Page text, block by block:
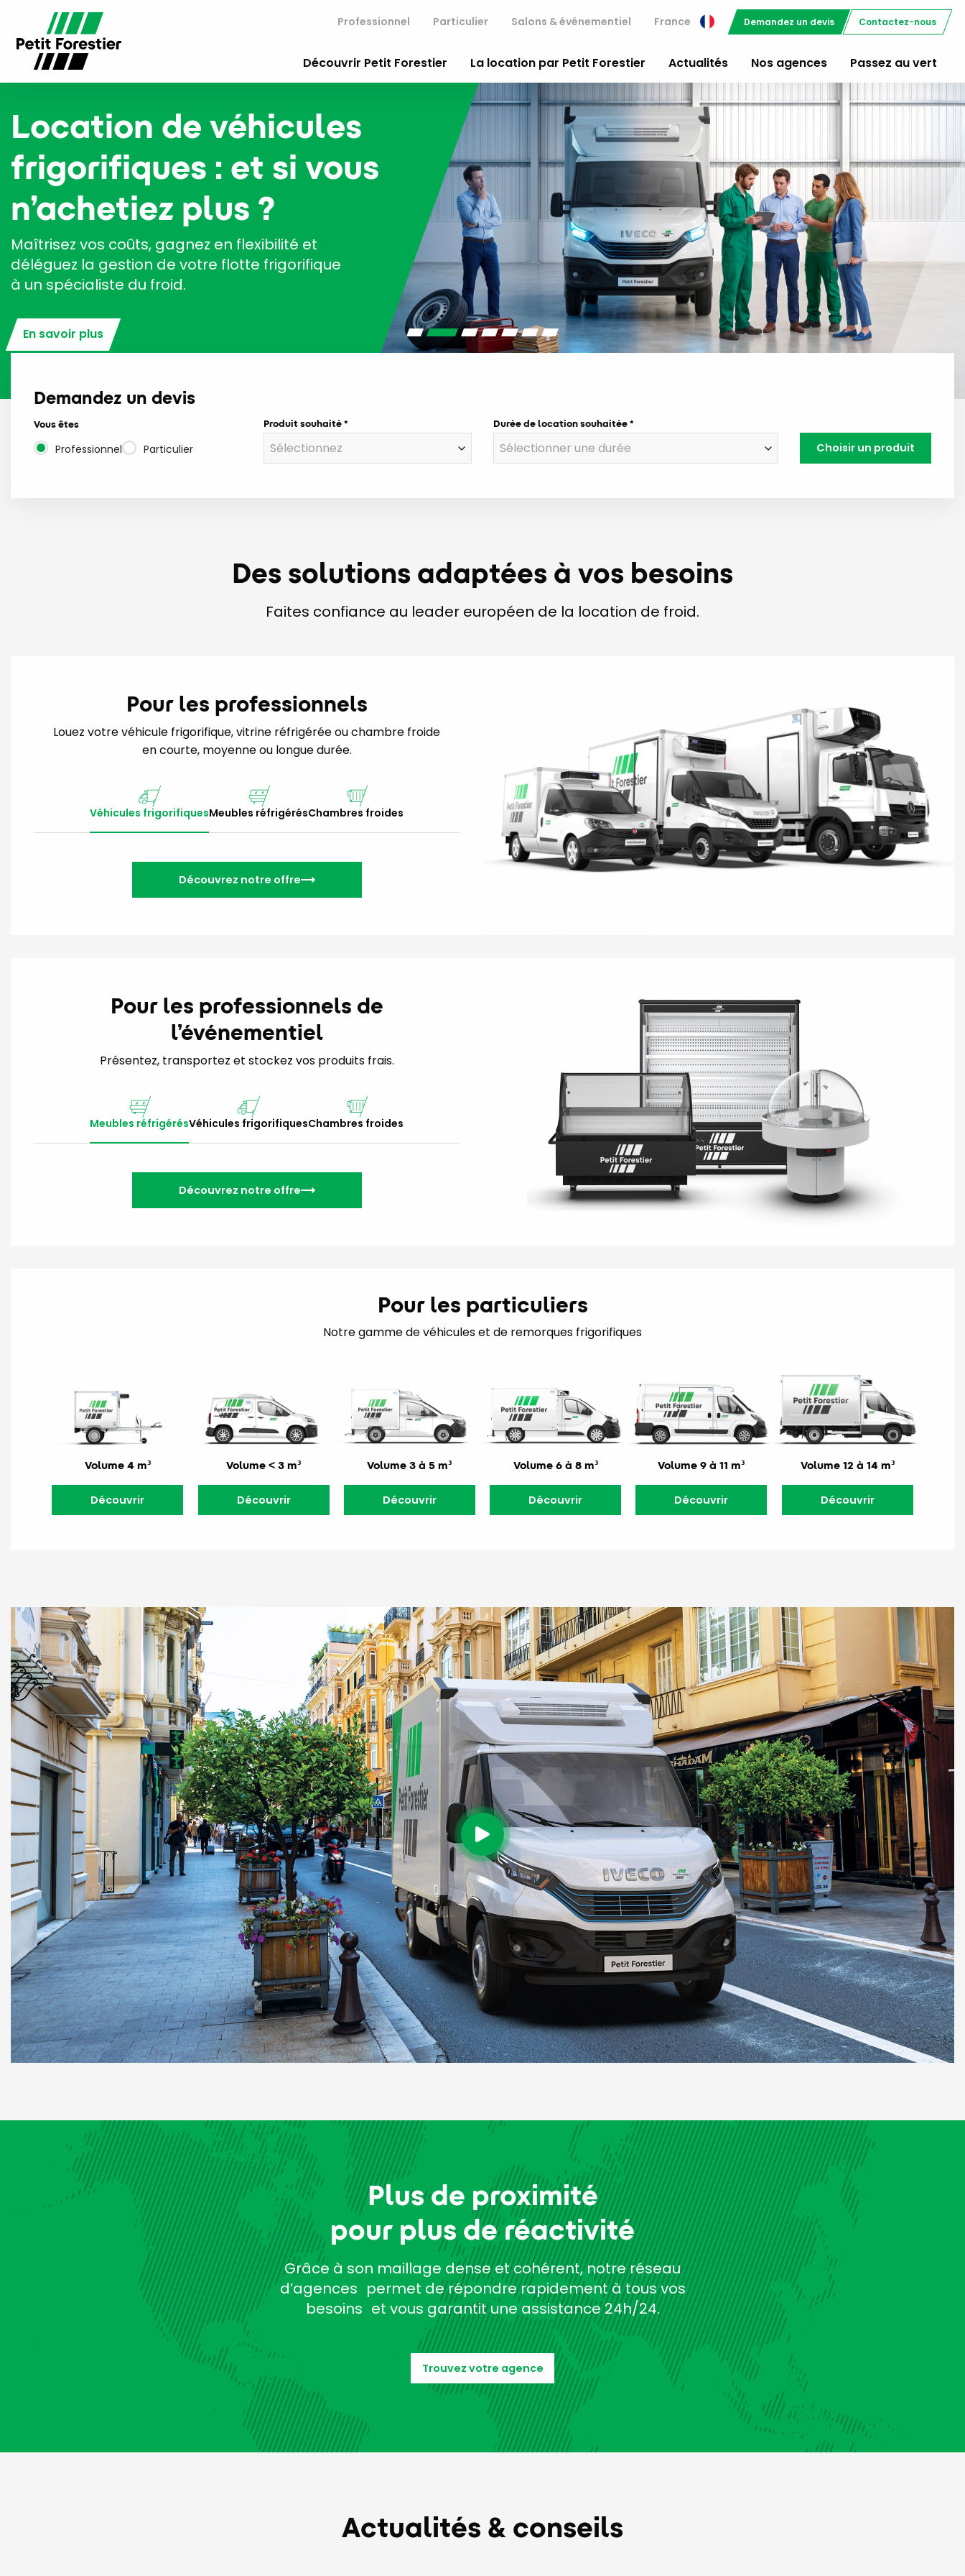
Professionnel Particulier Salons & événementiel France Demandez un devis Contactez-nous
Découvrir Petit Forestier La location par Petit Forestier Actualités Nos agences Passez au vert
Location de véhicules
frigorifiques : et si vous
n’achetiez plus ?
Maîtrisez vos coûts, gagnez en flexibilité et
déléguez la gestion de votre flotte frigorifique
à un spécialiste du froid.
En savoir plus
Demandez un devis
Vous êtes
Professionnel Particulier
Produit souhaité Durée de location souhaitée
Choisir un produit
Des solutions adaptées à vos besoins
Faites confiance au leader européen de la location de froid.
Pour les professionnels
Louez votre véhicule frigorifique, vitrine réfrigérée ou chambre froide
en courte, moyenne ou longue durée.
Véhicules frigorifiquesMeubles réfrigérésChambres froides
Découvrez notre offre
Pour les professionnels de
l’événementiel
Présentez, transportez et stockez vos produits frais.
Meubles réfrigérésVéhicules frigorifiquesChambres froides
Découvrez notre offre
Pour les particuliers
Notre gamme de véhicules et de remorques frigorifiques
Volume 4 m³
Découvrir
Volume < 3 m³
Découvrir
Volume 3 à 5 m³
Découvrir
Volume 6 à 8 m³
Découvrir
Volume 9 à 11 m³
Découvrir
Volume 12 à 14 m³
Découvrir
Plus de proximité
pour plus de réactivité
Grâce à son maillage dense et cohérent, notre réseau
d’agences permet de répondre rapidement à tous vos
besoins et vous garantit une assistance 24h/24.
Trouvez votre agence
Actualités & conseils